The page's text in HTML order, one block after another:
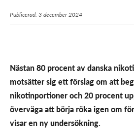
Publicerad: 3 december 2024
Nästan 80 procent av danska
motsätter sig ett förslag om att
nikotinportioner och 20 procent
överväga att börja röka igen om
visar en ny undersökning.